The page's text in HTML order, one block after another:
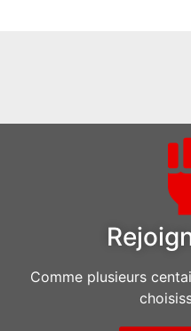
Comme plusieurs